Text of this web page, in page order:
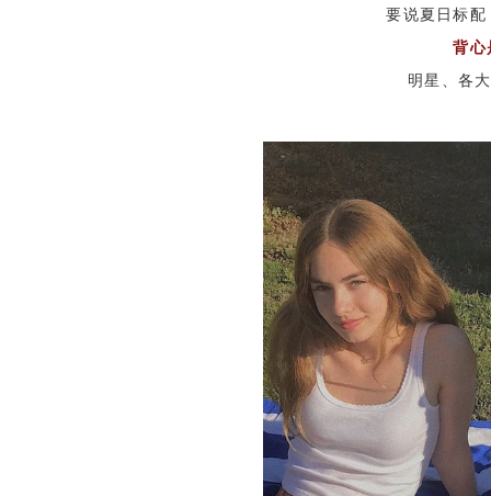
要说夏日标
背心
明星、各